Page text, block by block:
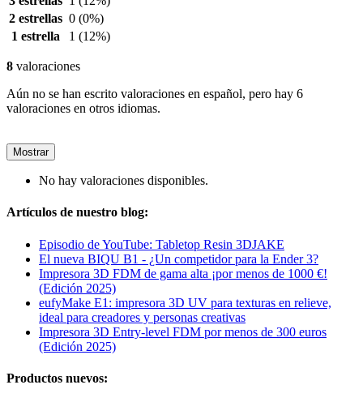
2 estrellas 0 (0%)
1 estrella
1 (12%)
8 valoraciones
Aún no se han escrito valoraciones en español, pero hay 6
valoraciones en otros idiomas.
Mostrar
No hay valoraciones disponibles.
Artículos de nuestro blog:
Episodio de YouTube: Tabletop Resin 3DJAKE
El nueva BIQU B1 - ¿Un competidor para la Ender 3?
Impresora 3D FDM de gama alta ¡por menos de 1000 €!
(Edición 2025)
eufyMake E1: impresora 3D UV para texturas en relieve,
ideal para creadores y personas creativas
Impresora 3D Entry-level FDM por menos de 300 euros
(Edición 2025)
Productos nuevos: